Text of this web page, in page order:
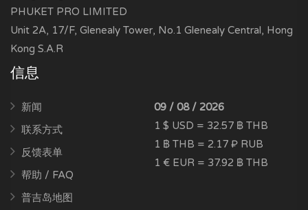
PHUKET PRO LIMITED
Unit 2A, 17/F, Glenealy Tower, No.1 Glenealy Central, Hong
Kong S.A.R
信息
新闻
联系方式
反馈表单
帮助 / FAQ
普吉岛地图
09 / 08 / 2026
1 $ USD = 32.57 ฿ THB
1 ฿ THB = 2.17 ₽ RUB
1 € EUR = 37.92 ฿ THB